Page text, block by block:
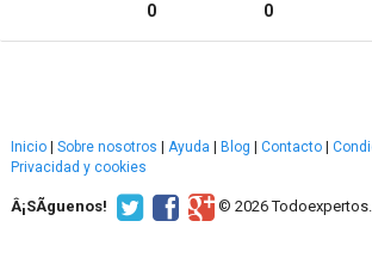
0 0
Inicio Sobre nosotros Ayuda Blog Contacto
Privacidad y cookies
Â¡SÃ­guenos! © 2026